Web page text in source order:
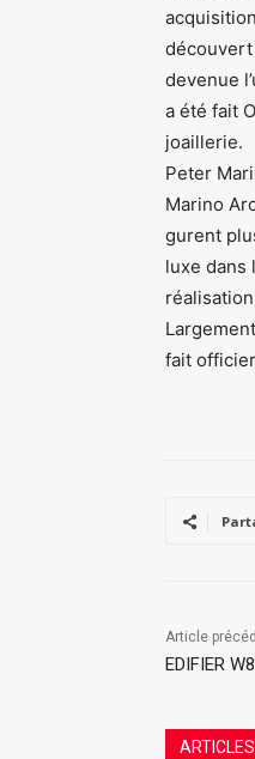
découvert
devenue
a été fait
joaillerie.
Peter
Marino
gurent
luxe dans
fait
Article
EDIFIER